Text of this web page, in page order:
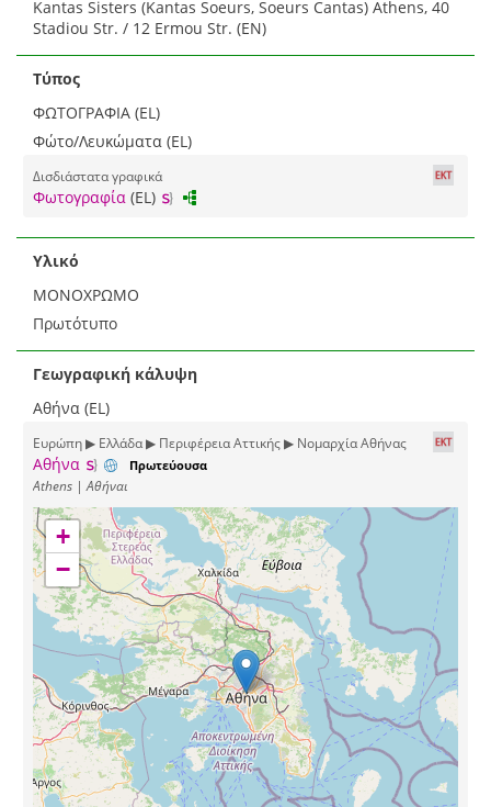
Kantas Sisters (Kantas Soeurs, Soeurs Cantas) Athens, 40
Stadiou Str. / 12 Ermou Str. (EN)
Τύπος
ΦΩΤΟΓΡΑΦΙΑ (EL)
Φώτο/Λευκώματα (EL)
Δισδιάστατα γραφικά
Φωτογραφία (EL)
Υλικό
ΜΟΝΟΧΡΩΜΟ
Πρωτότυπο
Γεωγραφική κάλυψη
Αθήνα (EL)
Ευρώπη ▶ Ελλάδα ▶ Περιφέρεια Αττικής ▶ Νομαρχία Αθήνας
Αθήνα Πρωτεύουσα
Athens | Αθήναι
+
−